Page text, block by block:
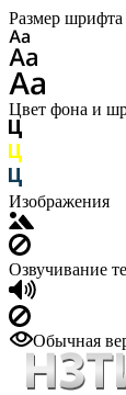
Размер шрифта
Цвет фона и
Изображения
Озвучивание
Обычная